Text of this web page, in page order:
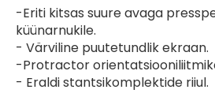
-Eriti kitsas suure avaga
küünarnukile.
- Värviline puutetundlik ekraan.
-Protractor
- Eraldi stantsikomplektide riiul.